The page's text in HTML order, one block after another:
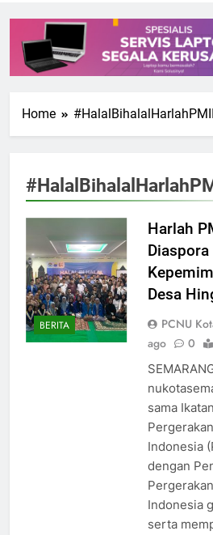
Home #HalalBihalalHarlahPMII
BERITA
Harlah
Desa
PCNU
ago
0
sama
Indonesia
dengan
Indonesia
serta